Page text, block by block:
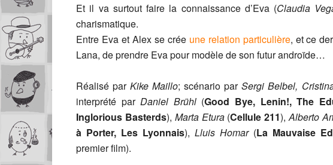
Et il va surtout faire la connaissance d’Eva (Claudia
charismatique.
Entre Eva et Alex se crée une relation particulière, et ce
Lana, de prendre Eva pour modèle de son futur androïde…
Réalisé parKike Maillo; scénario parSergi Belbel,
interprété parDaniel Brühl(Good Bye, Lenin!, The
Inglorious Basterds), Marta Etura(Cellule 211),Alberto
à Porter, Les Lyonnais), Lluis Homar(La Mauvaise
premier film).